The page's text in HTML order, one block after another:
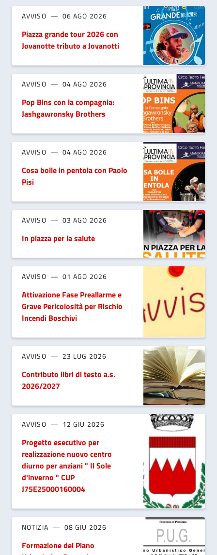
AVVISO 06 AGO 2026
Piazza grande tour 2026 con
Jovanotte tributo a Jovanotti
AVVISO 04 AGO 2026
Pop Bins con la compagnia:
Jashgawronsky Brothers
AVVISO 04 AGO 2026
Cosa bolle in pentola con Paolo
Pisi
AVVISO 03 AGO 2026
In piazza per la salute
AVVISO 01 AGO 2026
Attivazione Fase Preallarme e
Grave Pericolosità per Rischio
Incendi Boschivi
AVVISO 23 LUG 2026
Contributo libri di testo a.s.
2026/2027
AVVISO 12 GIU 2026
Progetto esecutivo per
realizzazione nuovo centro
diurno per anziani " Il Sole
d'inverno " CUP
J75E25000160004
NOTIZIA 08 GIU 2026
Formazione del Piano